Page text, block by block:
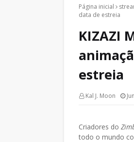
Página inicial
data de estreia
KIZAZI
estreia
Kal J. Moon
Criadores do
todo o mundo